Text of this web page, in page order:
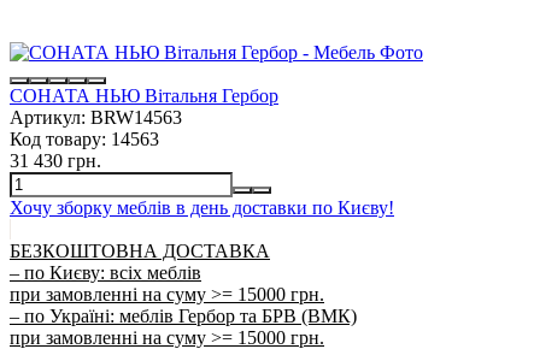
СОНАТА НЬЮ Вітальня Гербор
Артикул: BRW14563
Код товару: 14563
31 430 грн.
Хочу зборку меблів в день доставки по Києву!
БЕЗКОШТОВНА ДОСТАВКА
– по Києву: всіх меблів
при замовленні на суму >= 15000 грн.
– по Україні: меблів Гербор та БРВ (ВМК)
при замовленні на суму >= 15000 грн.